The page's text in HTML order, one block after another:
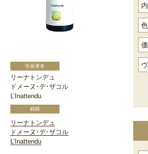
リーナトンデュ
ドメーヌ･デ･ザコル
L’Inattendu
リーナトンデュ
ドメーヌ･デ･ザコル
L’Inattendu